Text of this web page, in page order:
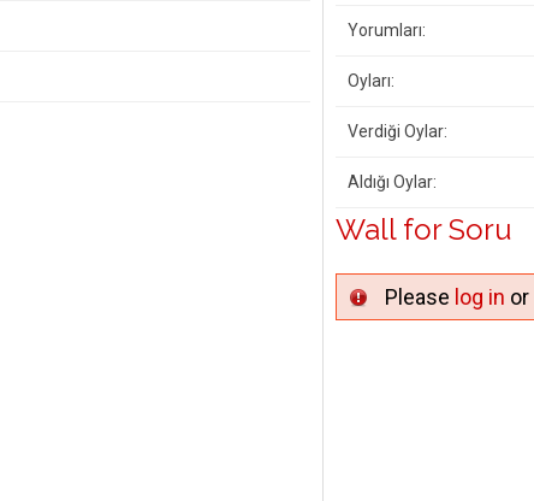
Yorumları:
Oyları:
Verdiği Oylar:
Aldığı Oylar:
Wall for Soru
Please log in or